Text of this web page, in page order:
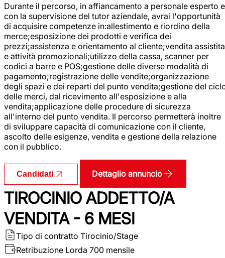
Durante il percorso, in affiancamento a personale esperto e
con la supervisione del tutor aziendale, avrai l'opportunità
di acquisire competenze in:allestimento e riordino della
merce;esposizione dei prodotti e verifica dei
prezzi;assistenza e orientamento al cliente;vendita assistita
e attività promozionali;utilizzo della cassa, scanner per
codici a barre e POS;gestione delle diverse modalità di
pagamento;registrazione delle vendite;organizzazione
degli spazi e dei reparti del punto vendita;gestione del
delle merci, dal ricevimento all'esposizione e alla
vendita;applicazione delle procedure di sicurezza
all'interno del punto vendita. Il percorso permetterà inoltre
di sviluppare capacità di comunicazione con il cliente,
ascolto delle esigenze, vendita e gestione della relazione
con il pubblico.
Candidati Dettaglio annuncio
TIROCINIO ADDETTO/A
VENDITA - 6 MESI
Tipo di contratto Tirocinio/Stage
Retribuzione Lorda 700 mensile